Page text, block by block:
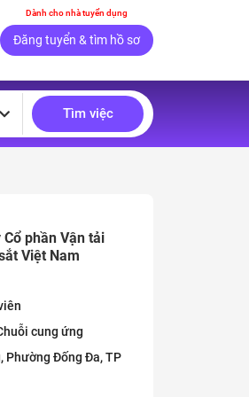
Dành cho nhà tuyển dụng
Đăng tuyển & tìm hồ sơ
Tìm việc
Cổ phần Vận tải
Việt Nam
cung ứng
Phường Đống Đa, TP